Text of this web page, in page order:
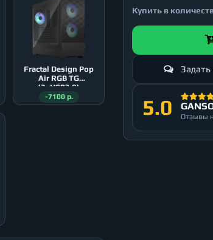
Fractal Design Pop
Air RGB TG
(2xUSB3.0)
-7100 р.
Купить в
5.0 Отзывы